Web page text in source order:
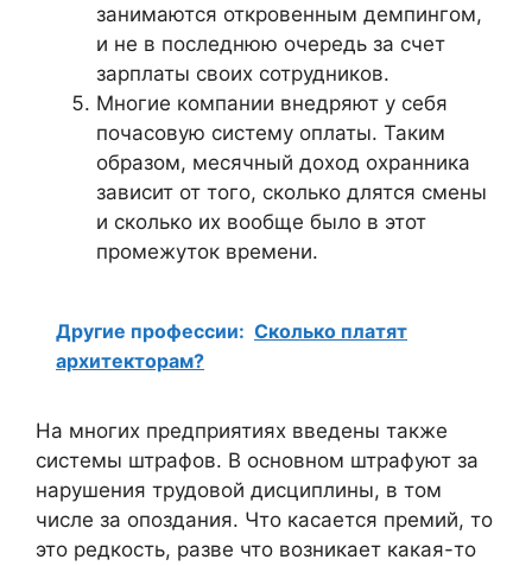
занимаются откровенным демпингом,
и не в последнюю очередь за счет
зарплаты своих сотрудников.
Многие компании внедряют у себя
почасовую систему оплаты. Таким
образом, месячный доход охранника
зависит от того, сколько длятся смены
и сколько их вообще было в этот
промежуток времени.
Другие профессии: Сколько платят
архитекторам?
На многих предприятиях введены также
системы штрафов. В основном штрафуют за
нарушения трудовой дисциплины, в том
числе за опоздания. Что касается премий, то
это редкость, разве что возникает какая-то